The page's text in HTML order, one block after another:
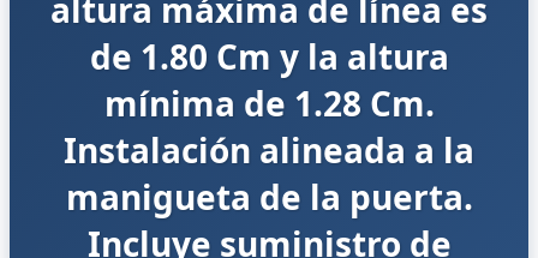
altura máxima de línea es
de 1.80 Cm y la altura
mínima de 1.28 Cm.
Instalación alineada a la
manigueta de la puerta.
Incluye suministro de